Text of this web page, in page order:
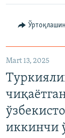
Mart 13, 2025
иккинчи